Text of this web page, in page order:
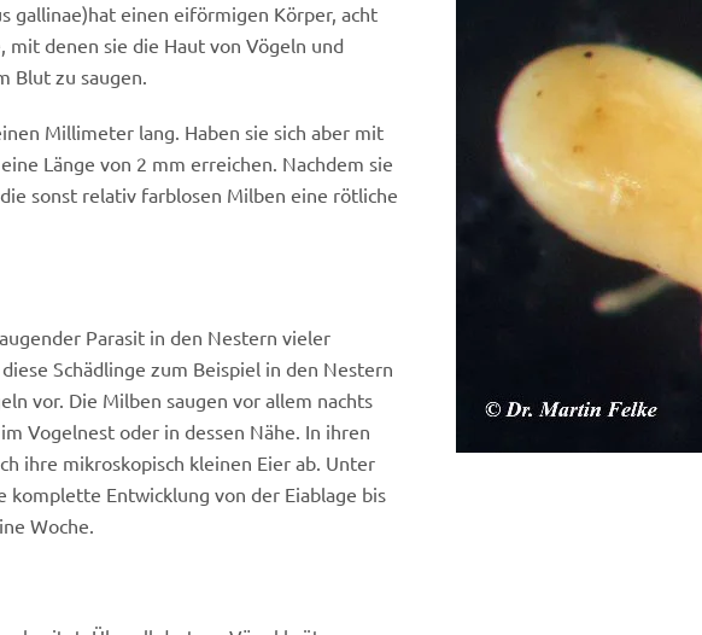
gallinae)hat einen eiförmigen Körper, acht
denen sie die Haut von Vögeln und
Blut zu saugen.
Millimeter lang. Haben sie sich aber mit
Länge von 2 mm erreichen. Nachdem sie
sonst relativ farblosen Milben eine rötliche
Parasit in den Nestern vieler
Schädlinge zum Beispiel in den Nestern
vor. Die Milben saugen vor allem nachts
Vogelnest oder in dessen Nähe. In ihren
ihre mikroskopisch kleinen Eier ab. Unter
Entwicklung von der Eiablage bis
Woche.